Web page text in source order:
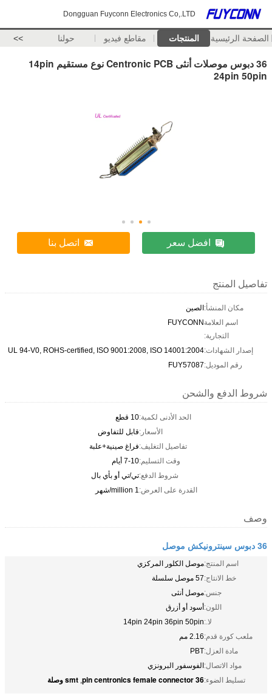
Dongguan Fuyconn Electronics Co,.LTD
الصفحة الرئيسية المنتجات مقاطع فيديو حولنا >>
36 دبوس موصلات أنثى Centronic PCB نوع مستقيم 14pin
24pin 50pin
افضل سعر اتصل بنا
تفاصيل المنتج
مكان المنشأ:الصين
اسم العلامة
التجارية:
FUYCONN
إصدار الشهادات:UL 94-V0, ROHS-certified, ISO 9001:2008, ISO 14001:2004
رقم الموديل:FUY57087
شروط الدفع والشحن
الحد الأدنى لكمية:10 قطع
الأسعار:قابل للتفاوض
تفاصيل التغليف:فراغ صينية+علبة
وقت التسليم:7-10 أيام
شروط الدفع:تي/تي أو بأي بال
القدرة على العرض:1 million/شهر
وصف
36 دبوس سينترونيكش موصل
اسم المنتج:موصل الكلور المركزي
خط الانتاج:57 موصل سلسلة
جنس:موصل أنثى
اللون:أسود أو أزرق
لا.:14pin 24pin 36pin 50pin
ملعب كورة قدم:2.16 مم
مادة العزل:PBT
مواد الاتصال:الفوسفور البرونزي
تسليط الضوء:36 pin centronics female connector
, smt وصلة